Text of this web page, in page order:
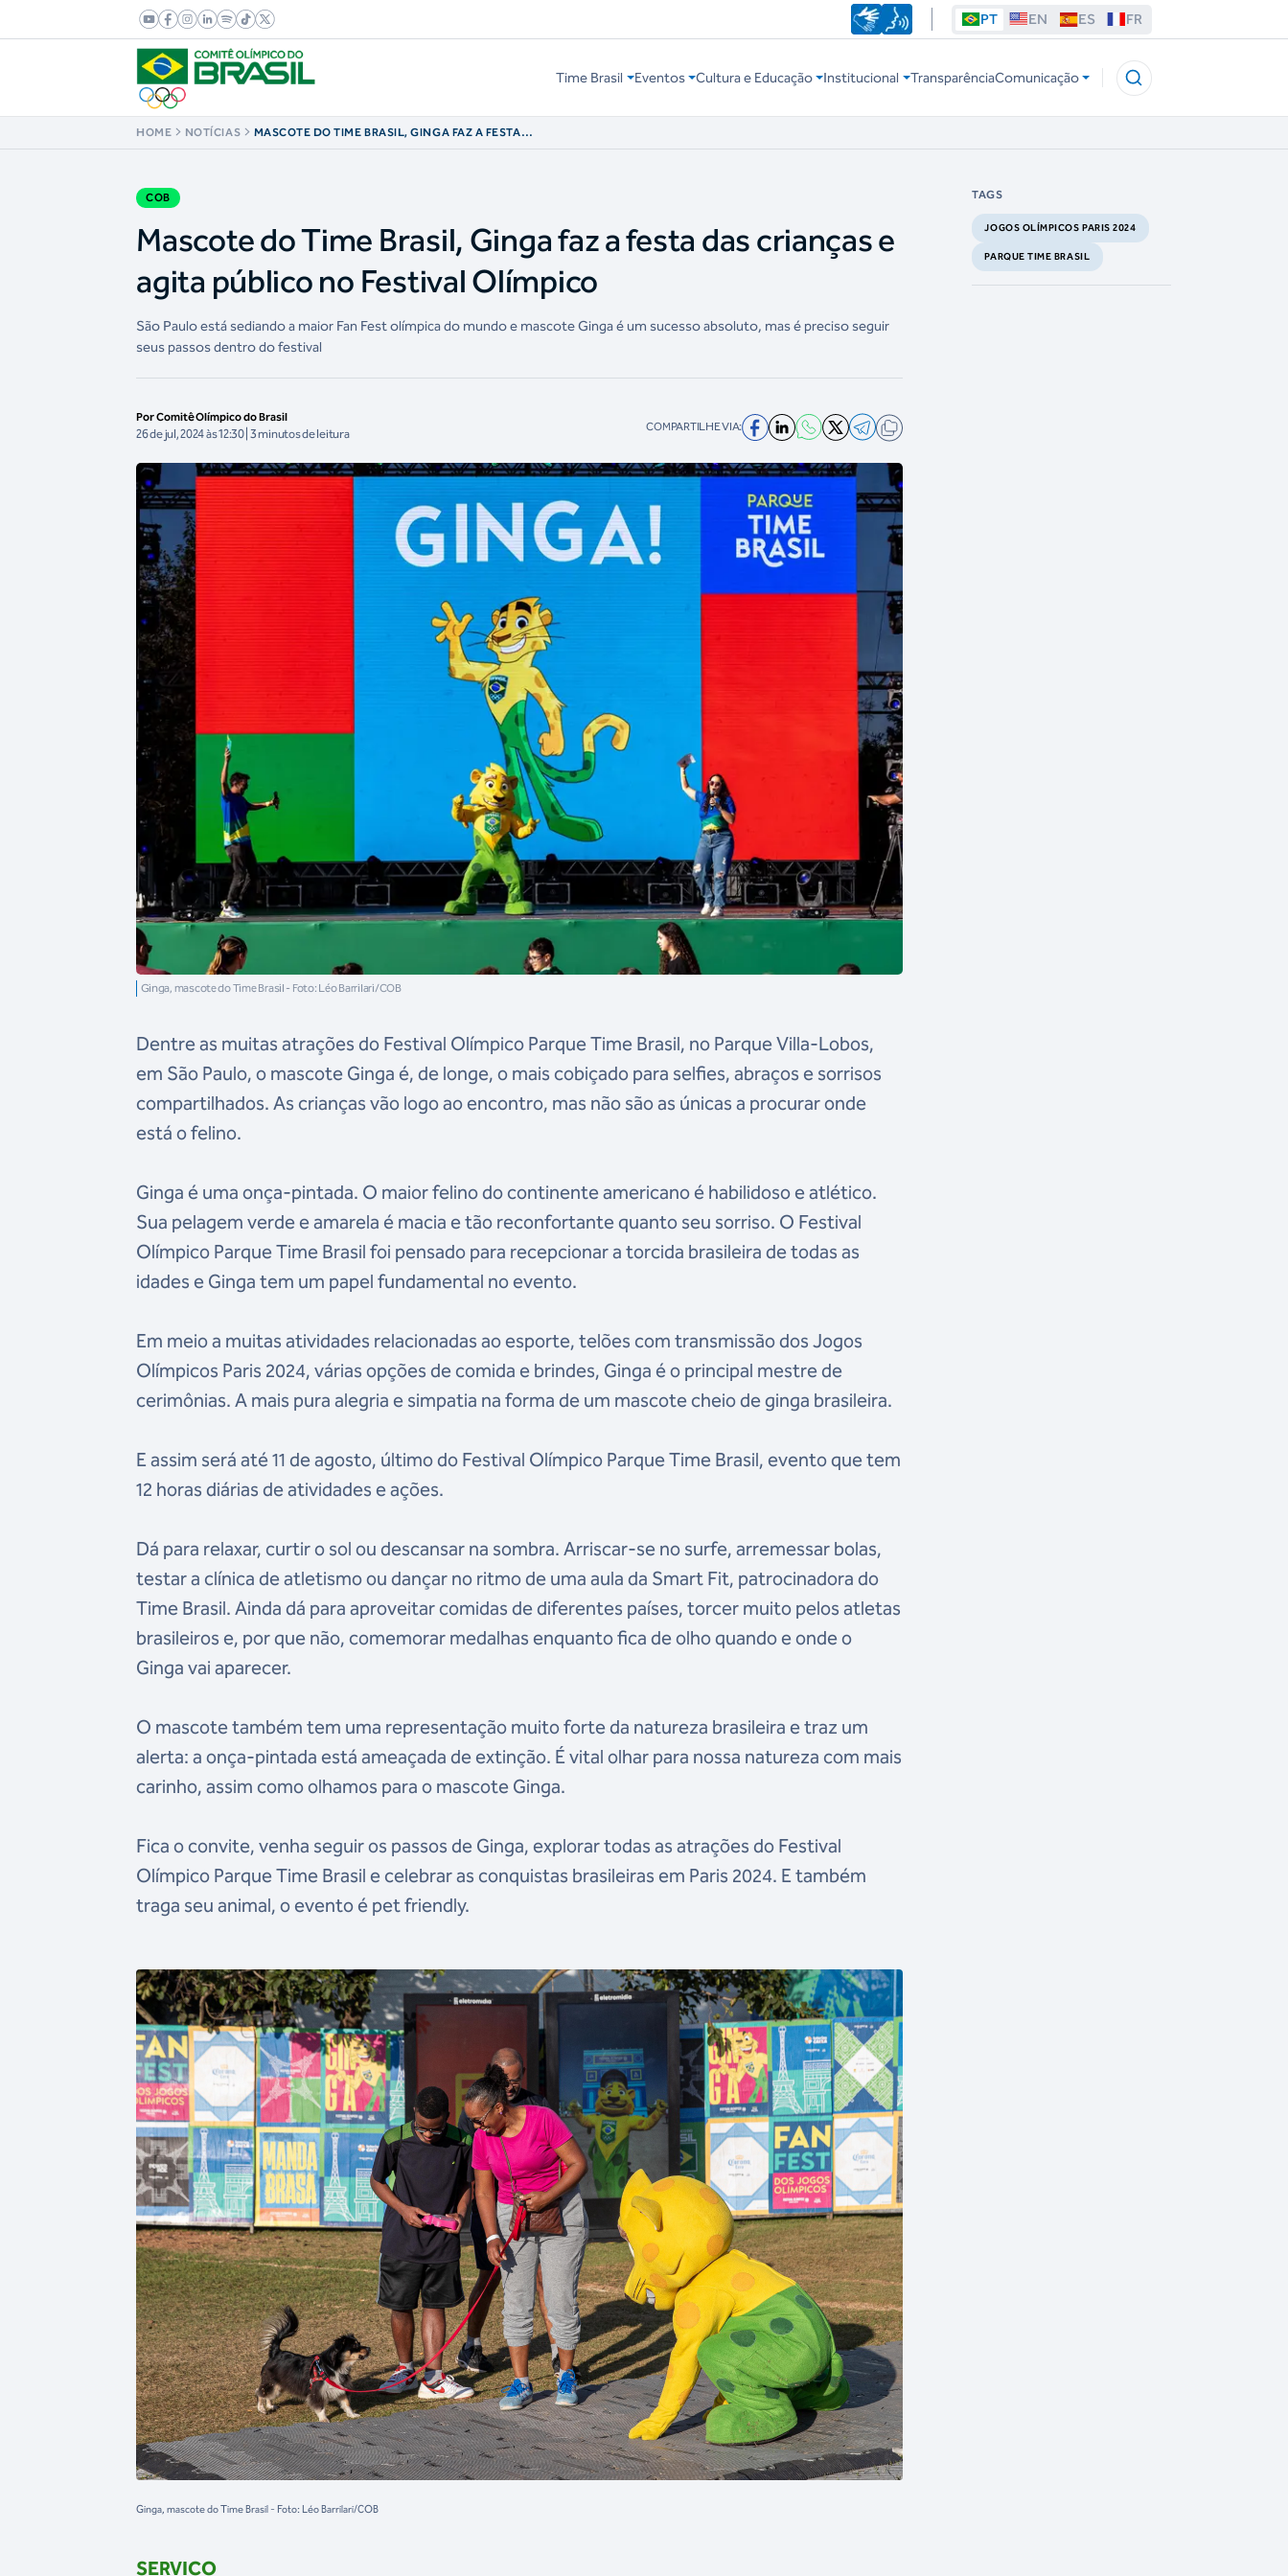
PT EN ES FR
Time Brasil Eventos Cultura e Educação Institucional TransparênciaComunicação
HOME NOTÍCIAS
MASCOTE DO TIME BRASIL, GINGA FAZ A FESTA
COB
Mascote do Time Brasil, Ginga faz a festa das crianças e
agita público no Festival Olímpico
São Paulo está sediando a maior Fan Fest olímpica do mundo e mascote Ginga é um sucesso absoluto, mas é preciso seguir
seus passos dentro do festival
Por Comitê Olímpico do Brasil
26 de jul, 2024 às 12:30 | 3 minutos de leitura COMPARTILHE VIA:
Ginga, mascote do Time Brasil - Foto: Léo Barrilari/COB
Dentre as muitas atrações do Festival Olímpico Parque Time Brasil, no Parque Villa-Lobos,
em São Paulo, o mascote Ginga é, de longe, o mais cobiçado para selfies, abraços e sorrisos
compartilhados. As crianças vão logo ao encontro, mas não são as únicas a procurar onde
está o felino.
Ginga é uma onça-pintada. O maior felino do continente americano é habilidoso e atlético.
Sua pelagem verde e amarela é macia e tão reconfortante quanto seu sorriso. O Festival
Olímpico Parque Time Brasil foi pensado para recepcionar a torcida brasileira de todas as
idades e Ginga tem um papel fundamental no evento.
Em meio a muitas atividades relacionadas ao esporte, telões com transmissão dos Jogos
Olímpicos Paris 2024, várias opções de comida e brindes, Ginga é o principal mestre de
cerimônias. A mais pura alegria e simpatia na forma de um mascote cheio de ginga brasileira.
E assim será até 11 de agosto, último do Festival Olímpico Parque Time Brasil, evento que tem
12 horas diárias de atividades e ações.
Dá para relaxar, curtir o sol ou descansar na sombra. Arriscar-se no surfe, arremessar bolas,
testar a clínica de atletismo ou dançar no ritmo de uma aula da Smart Fit, patrocinadora do
Time Brasil. Ainda dá para aproveitar comidas de diferentes países, torcer muito pelos atletas
brasileiros e, por que não, comemorar medalhas enquanto fica de olho quando e onde o
Ginga vai aparecer.
O mascote também tem uma representação muito forte da natureza brasileira e traz um
alerta: a onça-pintada está ameaçada de extinção. É vital olhar para nossa natureza com mais
carinho, assim como olhamos para o mascote Ginga.
Fica o convite, venha seguir os passos de Ginga, explorar todas as atrações do Festival
Olímpico Parque Time Brasil e celebrar as conquistas brasileiras em Paris 2024. E também
traga seu animal, o evento é pet friendly.
Ginga, mascote do Time Brasil - Foto: Léo Barrilari/COB
SERVIÇO
TAGS
JOGOS OLÍMPICOS PARIS 2024
PARQUE TIME BRASIL